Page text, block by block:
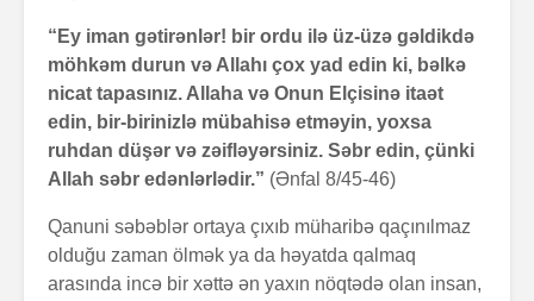
“Ey iman gətirənlər! bir ordu ilə üz-üzə gəldikdə
möhkəm durun və Allahı çox yad edin ki, bəlkə
nicat tapasınız. Allaha və Onun Elçisinə itaət
edin, bir-birinizlə mübahisə etməyin, yoxsa
ruhdan düşər və zəifləyərsiniz. Səbr edin, çünki
Allah səbr edənlərlədir.” (Ənfal 8/45-46)
Qanuni səbəblər ortaya çıxıb müharibə qaçınılmaz
olduğu zaman ölmək ya da həyatda qalmaq
arasında incə bir xəttə ən yaxın nöqtədə olan insan,